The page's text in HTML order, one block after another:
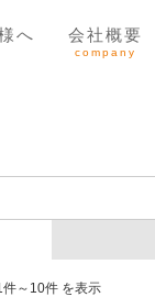
へ 会社概要
company
～10件 を表示